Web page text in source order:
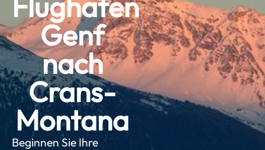
Genf
nach
Crans-
Montana
Beginnen Sie Ihre